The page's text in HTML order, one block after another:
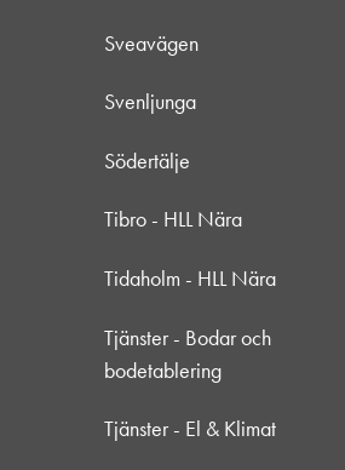
Sveavägen
Svenljunga
Södertälje
Tibro - HLL Nära
Tidaholm - HLL Nära
Tjänster - Bodar och
bodetablering
Tjänster - El & Klimat